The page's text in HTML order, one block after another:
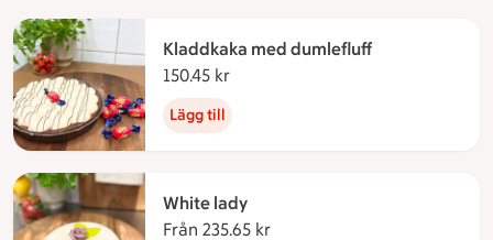
Kladdkaka med dumlefluff
150.45 kr
Lägg till
White lady
Från 235.65 kr